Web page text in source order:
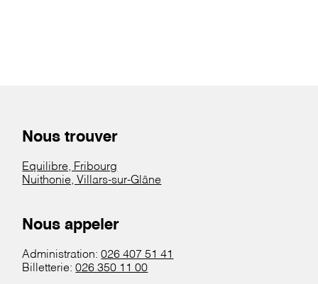
Nous trouver
Equilibre, Fribourg
Nuithonie, Villars-sur-Glâne
Nous appeler
Administration:026 407 51 41
Billetterie:026 350 11 00